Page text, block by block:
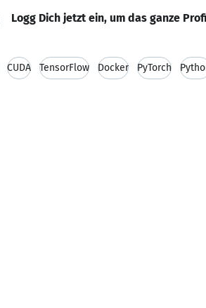
Logg Dich jetzt ein, um das ganze
CUDA TensorFlow Docker PyTorch